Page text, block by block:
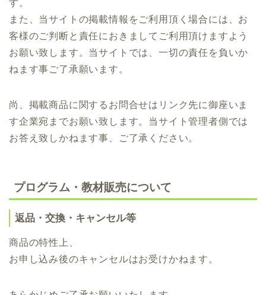
す。
また、当サイトの掲載情報をご利用頂く場合には、お
客様のご判断と責任におきましてご利用頂けますよう
お願い致します。当サイトでは、一切の責任を負いか
ねます事ご了承願います。
尚、掲載商品に関するお問合せはリンク先に御座いま
す企業宛までお願い致します。当サイト管理者側では
お答え致しかねます事、ご了承ください。
プログラム・教材販売について
返品・交換・キャンセル等
商品の特性上、
お申し込み後のキャンセルはお受けかねます。